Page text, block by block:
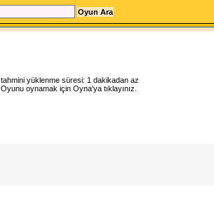
tahmini yüklenme süresi: 1 dakikadan az
Oyunu oynamak için Oyna'ya tıklayınız.